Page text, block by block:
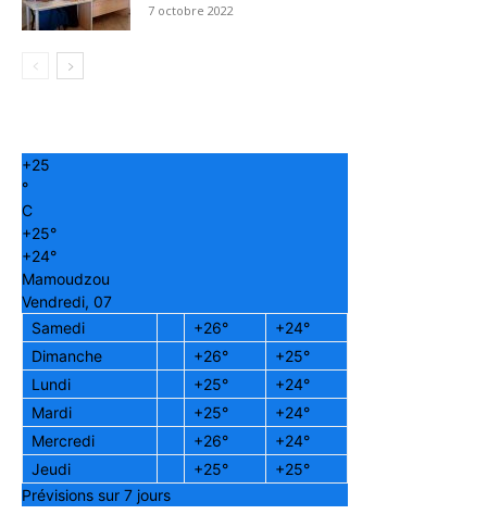
7 octobre 2022
+25
°
C
+25°
+24°
Mamoudzou
Vendredi, 07
Samedi
+26° +24°
Dimanche
+26° +25°
Lundi
+25° +24°
Mardi
+25° +24°
Mercredi
+26° +24°
Jeudi
+25° +25°
Prévisions sur 7 jours